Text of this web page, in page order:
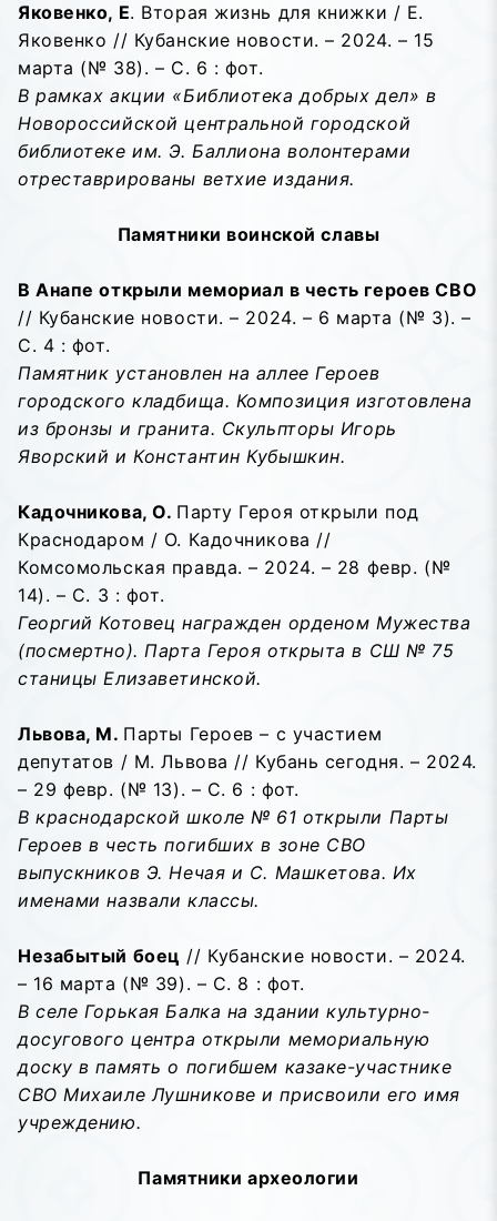
Яковенко, Е. Вторая жизнь для книжки / Е.
Яковенко // Кубанские новости. – 2024. – 15
марта (№ 38). – С. 6 : фот.
В рамках акции «Библиотека добрых дел» в
Новороссийской центральной городской
библиотеке им. Э. Баллиона волонтерами
отреставрированы ветхие издания.
Памятники воинской славы
В Анапе открыли мемориал в честь героев СВО
// Кубанские новости. – 2024. – 6 марта (№ 3). –
С. 4 : фот.
Памятник установлен на аллее Героев
городского кладбища. Композиция изготовлена
из бронзы и гранита. Скульпторы Игорь
Яворский и Константин Кубышкин.
Кадочникова, О. Парту Героя открыли под
Краснодаром / О. Кадочникова //
Комсомольская правда. – 2024. – 28 февр. (№
14). – С. 3 : фот.
Георгий Котовец награжден орденом Мужества
(посмертно). Парта Героя открыта в СШ № 75
станицы Елизаветинской.
Львова, М. Парты Героев – с участием
депутатов / М. Львова // Кубань сегодня. – 2024.
– 29 февр. (№ 13). – С. 6 : фот.
В краснодарской школе № 61 открыли Парты
Героев в честь погибших в зоне СВО
выпускников Э. Нечая и С. Машкетова. Их
именами назвали классы.
Незабытый боец // Кубанские новости. – 2024.
– 16 марта (№ 39). – С. 8 : фот.
В селе Горькая Балка на здании культурно-
досугового центра открыли мемориальную
доску в память о погибшем казаке-участнике
СВО Михаиле Лушникове и присвоили его имя
учреждению.
Памятники археологии